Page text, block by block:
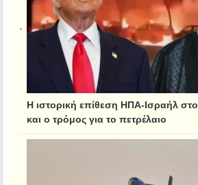
Η ιστορική επίθεση ΗΠΑ-Ισραήλ στο
και ο τρόμος για το πετρέλαιο